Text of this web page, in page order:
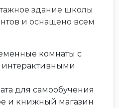
здание школы
и оснащено всем
комнаты с
для самообучения
и книжный магазин